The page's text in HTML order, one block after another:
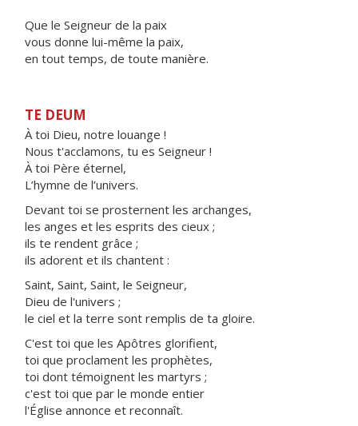
Que le Seigneur de la paix
vous donne lui-même la paix,
en tout temps, de toute manière.
TE DEUM
À toi Dieu, notre louange !
Nous t'acclamons, tu es Seigneur !
À toi Père éternel,
L’hymne de l’univers.
Devant toi se prosternent les archanges,
les anges et les esprits des cieux ;
ils te rendent grâce ;
ils adorent et ils chantent :
Saint, Saint, Saint, le Seigneur,
Dieu de l'univers ;
le ciel et la terre sont remplis de ta gloire.
C'est toi que les Apôtres glorifient,
toi que proclament les prophètes,
toi dont témoignent les martyrs ;
c'est toi que par le monde entier
l'Église annonce et reconnaît.